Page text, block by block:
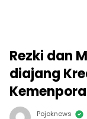
Rezki dan
diajang
Kemenpora
Pojoknews